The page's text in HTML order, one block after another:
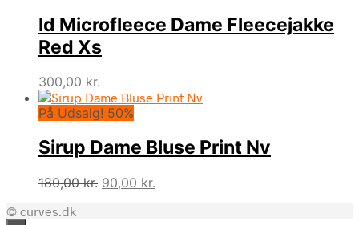
Id Microfleece Dame Fleecejakke
Red Xs
300,00 kr.
På Udsalg! 50%
Sirup Dame Bluse Print Nv
180,00kr. Den
90,00 kr.
© curves.dk